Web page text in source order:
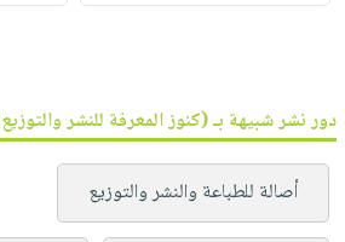
دور نشر شبيهة بـ (كنوز المعرفة للنشر
أصالة للطباعة والنشر والتوزيع